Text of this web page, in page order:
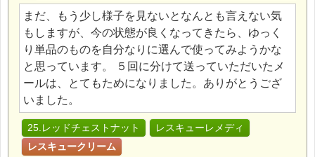
まだ、もう少し様子を見ないとなんとも言えない気
もしますが、今の状態が良くなってきたら、ゆっく
り単品のものを自分なりに選んで使ってみようかな
と思っています。 ５回に分けて送っていただいたメ
ールは、とてもためになりました。ありがとうござ
いました。
25.レッドチェストナット
レスキューレメディ
レスキュークリーム